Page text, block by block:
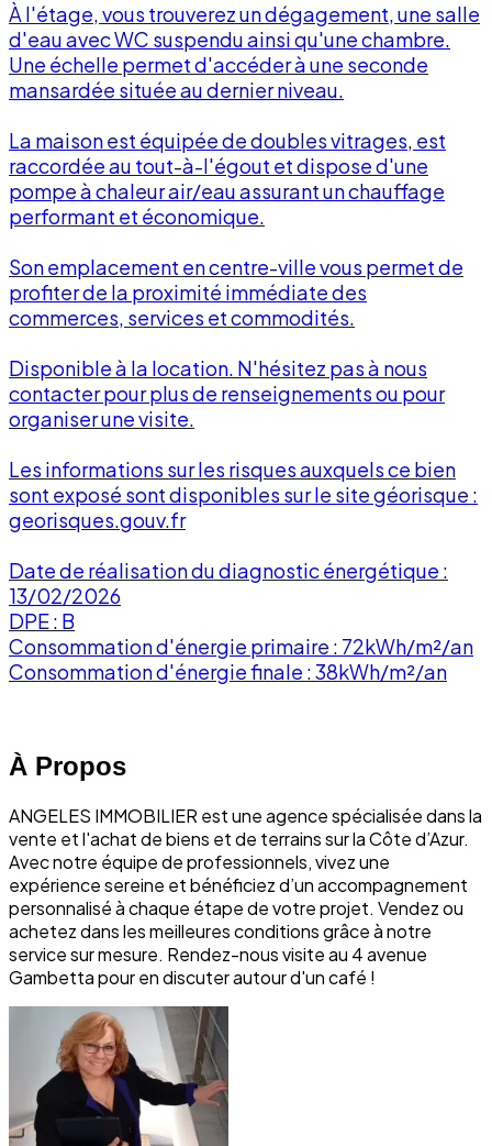
À l'étage, vous trouverez un dégagement, une salle
d'eau avec WC suspendu ainsi qu'une chambre.
Une échelle permet d'accéder à une seconde
mansardée située au dernier niveau.
La maison est équipée de doubles vitrages, est
raccordée au tout-à-l'égout et dispose d'une
pompe à chaleur air/eau assurant un chauffage
performant et économique.
Son emplacement en centre-ville vous permet de
profiter de la proximité immédiate des
commerces, services et commodités.
Disponible à la location. N'hésitez pas à nous
contacter pour plus de renseignements ou pour
organiser une visite.
Les informations sur les risques auxquels ce bien
sont exposé sont disponibles sur le site géorisque :
georisques.gouv.fr
Date de réalisation du diagnostic énergétique :
13/02/2026
DPE : B
Consommation d'énergie primaire : 72kWh/m²/an
Consommation d'énergie finale : 38kWh/m²/an
À Propos
ANGELES IMMOBILIER est une agence spécialisée dans la
vente et l'achat de biens et de terrains sur la Côte d’Azur.
Avec notre équipe de professionnels, vivez une
expérience sereine et bénéficiez d’un accompagnement
personnalisé à chaque étape de votre projet. Vendez ou
achetez dans les meilleures conditions grâce à notre
service sur mesure. Rendez-nous visite au 4 avenue
Gambetta pour en discuter autour d'un café !